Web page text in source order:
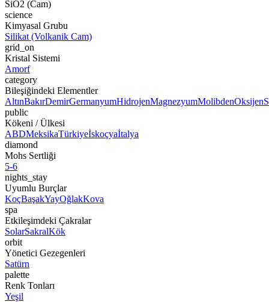
SiO2 (Cam)
science
Kimyasal Grubu
Silikat (Volkanik Cam)
grid_on
Kristal Sistemi
Amorf
category
Bileşiğindeki Elementler
AltınBakırDemirGermanyumHidrojenMagnezyumMolibdenOksijen
public
Kökeni / Ülkesi
ABDMeksikaTürkiyeİskoçyaİtalya
diamond
Mohs Sertliği
5-6
nights_stay
Uyumlu Burçlar
KoçBaşakYayOğlakKova
spa
Etkileşimdeki Çakralar
SolarSakralKök
orbit
Yönetici Gezegenleri
Satürn
palette
Renk Tonları
Yeşil